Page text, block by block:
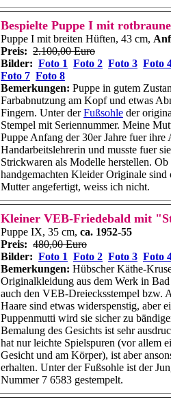
Bespielte Puppe I mit
Puppe I mit breiten Hüften, 43 cm,
Preis: 2.100,00 Euro
Bilder: Foto 1 Foto 2 Foto 3 Foto
Foto 7 Foto 8
Bemerkungen: Puppe in gutem
Farbabnutzung am Kopf und etwas
Fingern. Unter derFußsohle der
Stempel mit Seriennummer. Meine
Puppe Anfang der 30er Jahre fuer ihre
Handarbeitslehrerin und musste fuer
Strickwaren als Modelle herstellen. Ob
handgemachten Kleider Originale sind
Mutter angefertigt, weiss ich nicht.
Kleiner VEB-Friedebald mit
Puppe IX, 35 cm, ca. 1952-55
Preis: 480,00 Euro
Bilder: Foto 1 Foto 2 Foto 3 Foto
Bemerkungen: Hübscher Käthe-
Originalkleidung aus dem Werk in
auch den VEB-Dreiecksstempel bzw.
Haare sind etwas widerspenstig, aber
Puppenmutti wird sie sicher zu
Bemalung des Gesichts ist sehr
hat nur leichte Spielspuren (vor allem
Gesicht und am Körper), ist aber
erhalten. Unter der Fußsohle ist der
Nummer 7 6583 gestempelt.